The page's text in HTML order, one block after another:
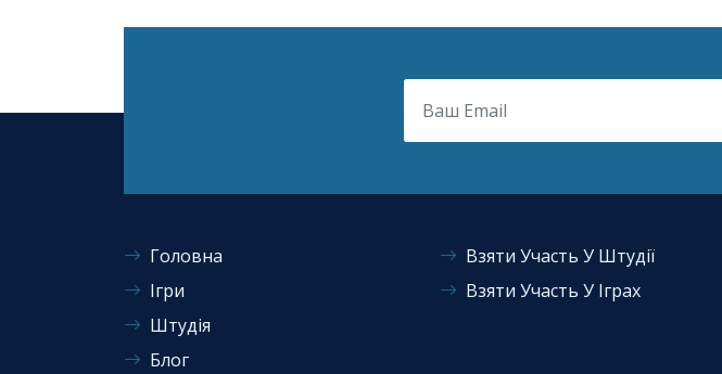
Головна
Ігри
Штудія
Блог
Взяти Участь У Штудії
Взяти Участь У Іграх